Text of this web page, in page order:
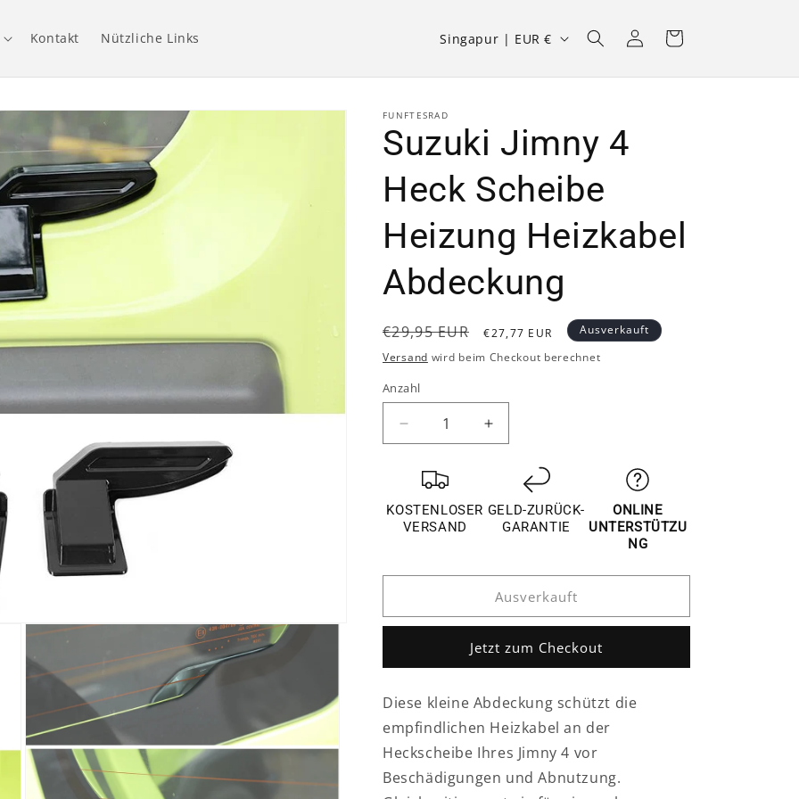
Kontakt Nützliche Links
L
d
/
e
g
i
o
Singapur | EUR € EinloggenWarenkorb
FUNFTESRAD
Suzuki Jimny 4
Heck Scheibe
Heizung Heizkabel
Abdeckung
Normaler
Preis
€29,95 EUR Verkaufspreis
€27,77 EUR
Ausverkauft
Versand wird beim Checkout berechnet
Anzahl
Verringere
die
Menge
Suzuki
Jimny
Scheibe
Heizkabel
Erhöhe
die
Suzuki
Jimny
Scheibe
Heizung
Heizkabel
KOSTENLOSER
VERSAND
GELD-ZURÜCK-
GARANTIE
ONLINE
UNTERSTÜTZU
NG
Ausverkauft
Jetzt zum Checkout
Diese kleine Abdeckung schützt die
empfindlichen Heizkabel an der
Heckscheibe Ihres Jimny 4 vor
Beschädigungen und Abnutzung.